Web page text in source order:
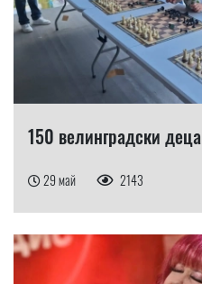
150 велинградски
29 май 2143